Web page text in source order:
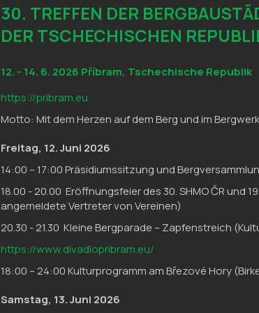
30. TREFFEN DER
DER TSCHECHISCHEN
12. - 14. 6. 2026 Příbram, Tschechische Republik
https://pribram.eu
Motto: Mit dem Herzen auf dem Berg und im Bergwerk
Freitag, 12. Juni 2026
14:00 – 17:00 Präsidiumssitzung und
18.00 - 20.00 Eröffnungsfeier des 30. SHMO ČR und
angemeldete Vertreter von Vereinen)
20.30 - 21.30 Kleine Bergparade – Zapfenstreich
https://www.divadlopribram.eu/
18:00 – 24:00 Kulturprogramm am Březové Hory
Samstag, 13. Juni 2026